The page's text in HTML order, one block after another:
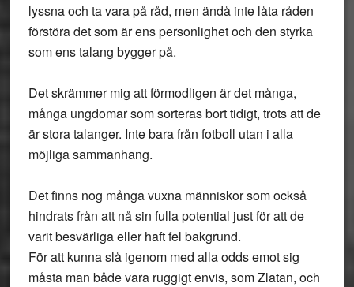
lyssna och ta vara på råd, men ändå inte låta råden
förstöra det som är ens personlighet och den styrka
som ens talang bygger på.
Det skrämmer mig att förmodligen är det många,
många ungdomar som sorteras bort tidigt, trots att de
är stora talanger. Inte bara från fotboll utan i alla
möjliga sammanhang.
Det finns nog många vuxna människor som också
hindrats från att nå sin fulla potential just för att de
varit besvärliga eller haft fel bakgrund.
För att kunna slå igenom med alla odds emot sig
måsta man både vara ruggigt envis, som Zlatan, och